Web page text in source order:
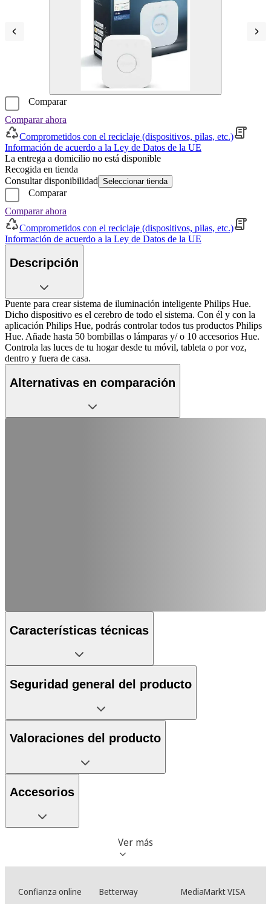
Comparar
Comparar ahora
Comprometidos con el reciclaje (dispositivos, pilas, etc.)
Información de acuerdo a la Ley de Datos de la UE
La entrega a domicilio no está disponible
Recogida en tienda
Consultar disponibilidad Seleccionar tienda
Comparar
Comparar ahora
Comprometidos con el reciclaje (dispositivos, pilas, etc.)
Información de acuerdo a la Ley de Datos de la UE
Descripción
Puente para crear sistema de iluminación inteligente Philips Hue.
Dicho dispositivo es el cerebro de todo el sistema. Con él y con la
aplicación Philips Hue, podrás controlar todos tus productos Philips
Hue. Añade hasta 50 bombillas o lámparas y/ o 10 accesorios Hue.
Controla las luces de tu hogar desde tu móvil, tableta o por voz,
dentro y fuera de casa.
Alternativas en comparación
Características técnicas
Seguridad general del producto
Valoraciones del producto
Accesorios
Ver más
Confianza online Betterway
MediaMarkt VISA